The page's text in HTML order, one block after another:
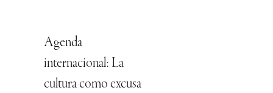
Agenda
internacional: La
cultura como excusa